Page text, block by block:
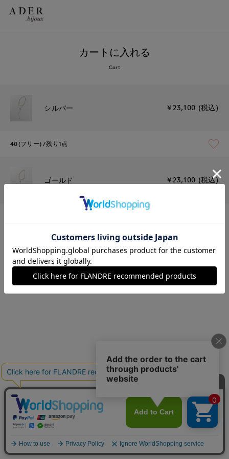
カートに入れる
Cart
シルバー ￥23,100 (税込)
40(フリー) 残り1点
ゴールド ￥23,100 (税込)